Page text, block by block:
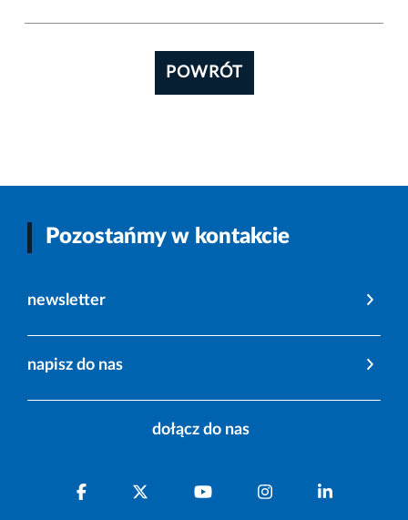
POWRÓT
Pozostańmy w kontakcie
newsletter
napisz do nas
dołącz do nas